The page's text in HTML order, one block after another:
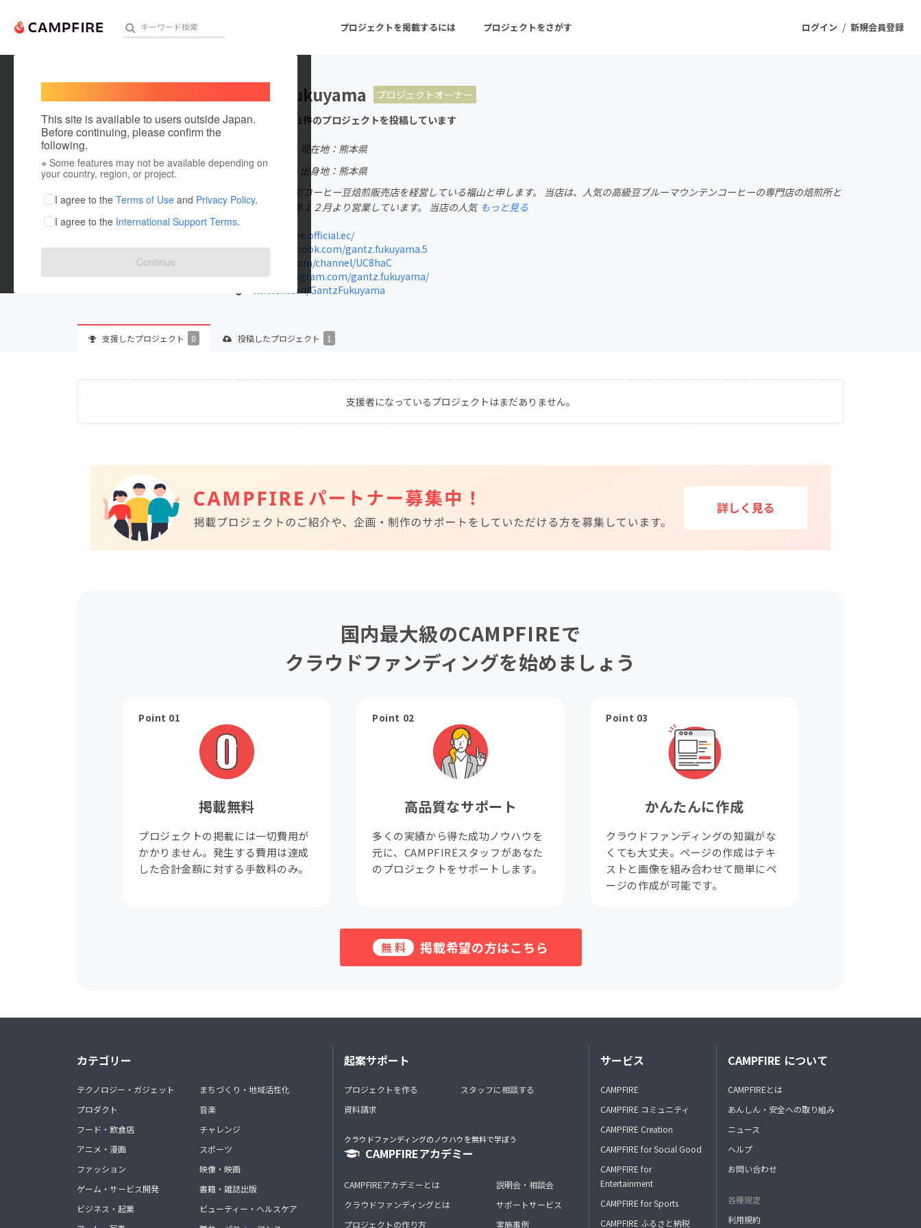
ログイン / 新規会員登録
プロジェクトを掲載するには プロジェクトをさがす
人気のプロジェクト 注目のリターン 注目の新着プロジェクト
アート・写真 音楽
テクノロジー・ガジェット
ゲーム・サービス開発 フード・飲食店
ファッション
映像・映画
ビジネス・起業
チャレンジ
まちづくり・地域活性化
CAMPFIREふるさと納税
This site is available to users outside Japan.
Before continuing, please confirm the
following.
※ Some features may not be available depending on
your country, region, or project.
I agree to the Terms of Use and Privacy Policy.
I agree to the International Support Terms.
Continue
GantzFukuyama
プロジェクトオーナー
これまでに1件のプロジェクトを投稿しています
現在地：熊本県
出身国：日本
出身地：熊本県
熊本県熊本市でコーヒー豆焙煎販売店を経営している福山と申します。 当店は、人気の高級豆ブルーマウンテンコーヒーの専門店の焙煎所と
して２０２２年１２月より営業しています。 当店の人気 もっと見る
abluecoffee.official.ec/
www.facebook.com/gantz.fukuyama.5
youtube.com/channel/UC8haC
www.instagram.com/gantz.fukuyama/
twitter.com/GantzFukuyama
支援したプロジェクト 0 投稿したプロジェクト 1
支援者になっているプロジェクトはまだありません。
国内最大級のCAMPFIREで
クラウドファンディングを始めましょう
Point 01
掲載無料
プロジェクトの掲載には一切費用が
かかりません。発生する費用は達成
した合計金額に対する手数料のみ。
Point 02
高品質なサポート
多くの実績から得た成功ノウハウを
元に、CAMPFIREスタッフがあなた
のプロジェクトをサポートします。
Point 03
かんたんに作成
クラウドファンディングの知識がな
くても大丈夫。ページの作成はテキ
ストと画像を組み合わせて簡単にペ
ージの作成が可能です。
無料 掲載希望の方はこちら
カテゴリー
テクノロジー・ガジェット
プロダクト
フード・飲食店
アニメ・漫画
ファッション
ゲーム・サービス開発
ビジネス・起業
まちづくり・地域活性化
音楽
チャレンジ
スポーツ
映像・映画
書籍・雑誌出版
ビューティー・ヘルスケア
起案サポート
プロジェクトを作る
資料請求
スタッフに相談する
クラウドファンディングのノウハウを無料で学ぼう
CAMPFIREアカデミー
CAMPFIREアカデミーとは
クラウドファンディングとは
プロジェクトの作り方
説明会・相談会
サポートサービス
実施事例
サービス
CAMPFIRE
CAMPFIRE コミュニティ
CAMPFIRE Creation
CAMPFIRE for Social Good
CAMPFIRE for
Entertainment
CAMPFIRE for Sports
CAMPFIRE ふるさと納税
CAMPFIRE について
CAMPFIREとは
あんしん・安全への取り組み
ニュース
ヘルプ
お問い合わせ
各種規定
利用規約